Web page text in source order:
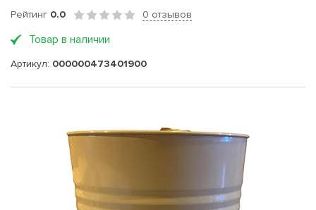
Рейтинг 0.0 0 отзывов
Товар в наличии
Артикул: 000000473401900